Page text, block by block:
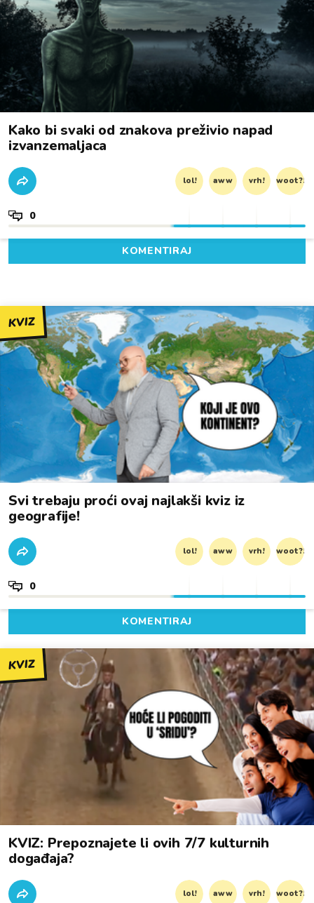
Kako bi svaki od znakova preživio napad
izvanzemaljaca
lol! aww vrh! woot?!
0
KOMENTIRAJ
KVIZ
Svi trebaju proći ovaj najlakši kviz iz
geografije!
lol! aww vrh! woot?!
0
KOMENTIRAJ
KVIZ
KVIZ: Prepoznajete li ovih 7/7 kulturnih
događaja?
lol! aww vrh! woot?!